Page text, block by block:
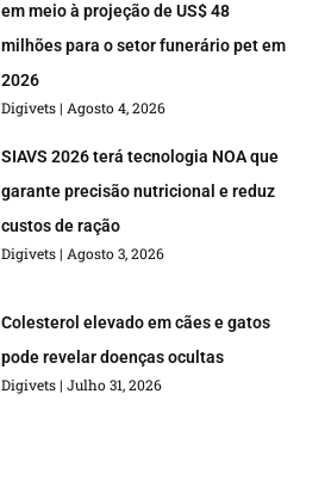
em meio à projeção de US$ 48
milhões para o setor funerário pet em
2026
Digivets Agosto 4, 2026
SIAVS 2026 terá tecnologia NOA que
garante precisão nutricional e reduz
custos de ração
Digivets Agosto 3, 2026
Colesterol elevado em cães e gatos
pode revelar doenças ocultas
Digivets Julho 31, 2026